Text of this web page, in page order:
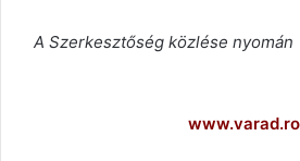
A Szerkesztőség közlése nyomán
www.varad.ro